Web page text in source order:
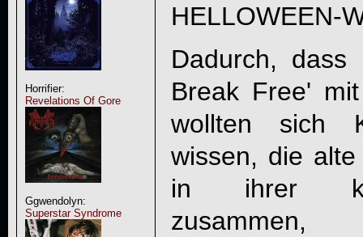
Horrifier:
Revelations Of Gore
Ggwendolyn:
Superstar Syndrome
HELLOWEEN-
Dadurch,
Break Free'
wollten sich
wissen, die
in ihrer
zusammen,